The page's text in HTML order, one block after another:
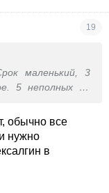
19
маленький, 3
5 неполных по
обычно все
нужно
в